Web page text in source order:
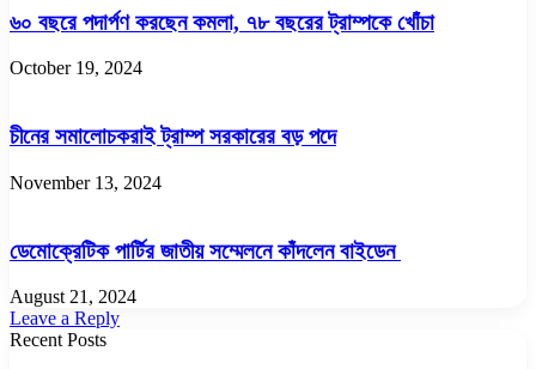
৬০ বছরে পদার্পণ করছেন কমলা, ৭৮ বছরের ট্রাম্পকে খোঁচা
October 19, 2024
চীনের সমালোচকরাই ট্রাম্প সরকারের বড় পদে
November 13, 2024
ডেমোক্রেটিক পার্টির জাতীয় সম্মেলনে কাঁদলেন বাইডেন
August 21, 2024
Leave a Reply
Recent Posts